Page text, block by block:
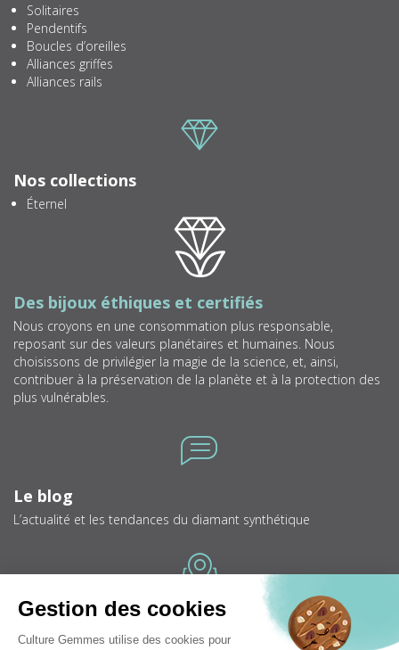
Solitaires
Pendentifs
Boucles d’oreilles
Alliances griffes
Alliances rails
Nos collections
Éternel
Des bijoux éthiques et certifiés
Nous croyons en une consommation plus responsable,
reposant sur des valeurs planétaires et humaines. Nous
choisissons de privilégier la magie de la science, et, ainsi,
contribuer à la préservation de la planète et à la protection des
plus vulnérables.
Le blog
L’actualité et les tendances du diamant synthétique
Bijouteries
Trouver une bijouterie près de chez vous